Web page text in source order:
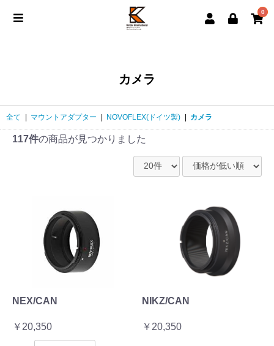
0
カメラ
全て マウントアダプター NOVOFLEX(ドイツ製) カメラ
117件の商品が見つかりました
NEX/CAN
￥20,350
NIKZ/CAN
￥20,350